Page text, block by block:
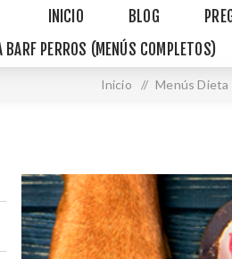
INICIO BLOG
BARF PERROS (MENÚS COMPLETOS)
Inicio / Menús Dieta